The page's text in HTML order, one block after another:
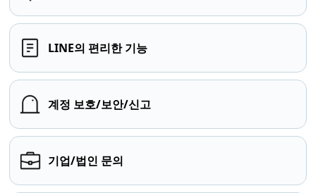
LINE의 편리한 기능
계정 보호/보안/신고
기업/법인 문의